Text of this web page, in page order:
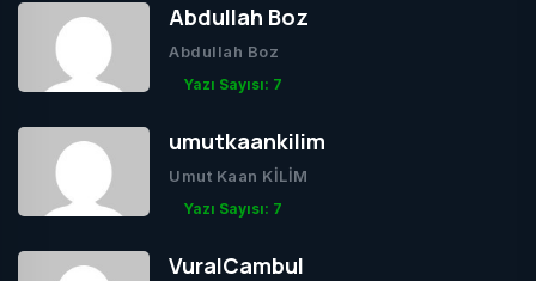
Abdullah Boz
Abdullah Boz
Yazı Sayısı: 7
umutkaankilim
Umut Kaan KİLİM
Yazı Sayısı: 7
VuralCambul